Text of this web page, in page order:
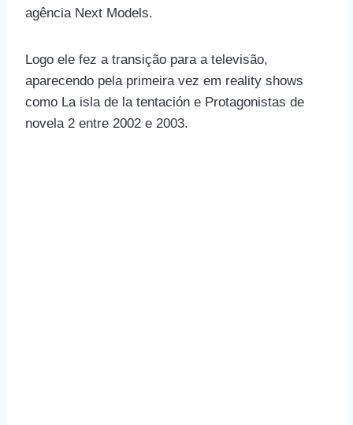
agência Next Models.
Logo ele fez a transição para a televisão,
aparecendo pela primeira vez em reality shows
como La isla de la tentación e Protagonistas de
novela 2 entre 2002 e 2003.